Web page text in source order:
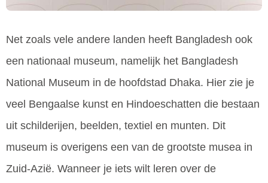
Net zoals vele andere landen heeft Bangladesh ook
een nationaal museum, namelijk het Bangladesh
National Museum in de hoofdstad Dhaka. Hier zie je
veel Bengaalse kunst en Hindoeschatten die bestaan
uit schilderijen, beelden, textiel en munten. Dit
museum is overigens een van de grootste musea in
Zuid-Azië. Wanneer je iets wilt leren over de